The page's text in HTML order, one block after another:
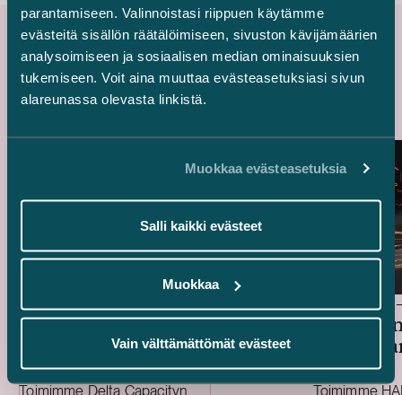
parantamiseen. Valinnoistasi riippuen käytämme
evästeitä sisällön räätälöimiseen, sivuston kävijämäärien
analysoimiseen ja sosiaalisen median ominaisuuksien
tukemiseen. Voit aina muuttaa evästeasetuksiasi sivun
alareunassa olevasta linkistä.
Muokkaa evästeasetuksia
Salli kaikki evästeet
Muokkaa
Vain välttämättömät evästeet
Uusimmat referenssit
Delta Capacity – BESS-
energiavarastohankkeen osto
Toimimme Delta Capacityn
HANZA
hankinta
Toimimme